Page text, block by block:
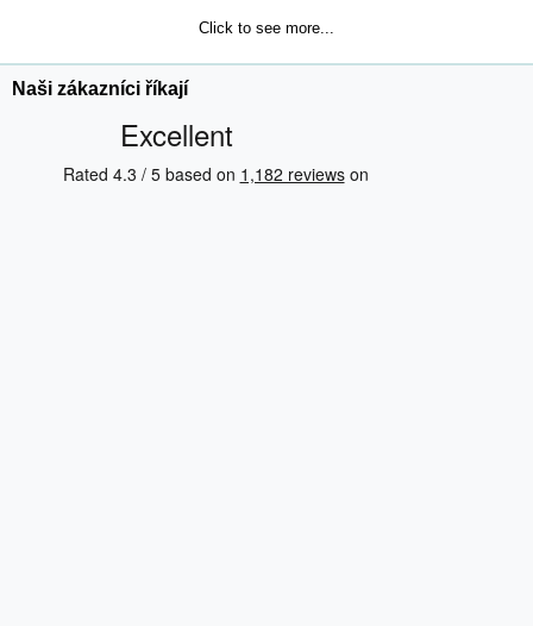
Click to see more...
Naši zákazníci říkají